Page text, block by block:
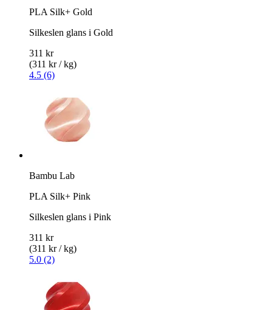
PLA Silk+ Gold
Silkeslen glans i Gold
311 kr
(311 kr / kg)
4.5 (6)
Bambu Lab
PLA Silk+ Pink
Silkeslen glans i Pink
311 kr
(311 kr / kg)
5.0 (2)